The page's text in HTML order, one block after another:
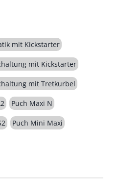
mit Kickstarter
mit Kickstarter
mit Tretkurbel
Puch Maxi N
Puch Mini Maxi